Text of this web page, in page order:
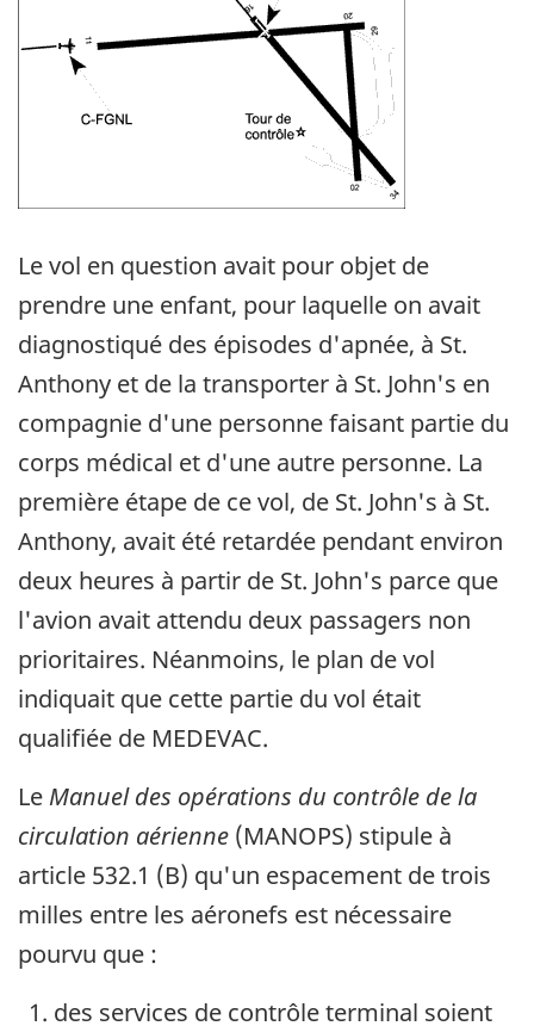
Le vol en question avait pour objet de
prendre une enfant, pour laquelle on avait
diagnostiqué des épisodes d'apnée, à St.
Anthony et de la transporter à St. John's en
compagnie d'une personne faisant partie du
corps médical et d'une autre personne. La
première étape de ce vol, de St. John's à St.
Anthony, avait été retardée pendant environ
deux heures à partir de St. John's parce que
l'avion avait attendu deux passagers non
prioritaires. Néanmoins, le plan de vol
indiquait que cette partie du vol était
qualifiée de MEDEVAC.
Le Manuel des opérations du contrôle de la
circulation aérienne (MANOPS) stipule à
article 532.1 (B) qu'un espacement de trois
milles entre les aéronefs est nécessaire
pourvu que :
des services de contrôle terminal soient